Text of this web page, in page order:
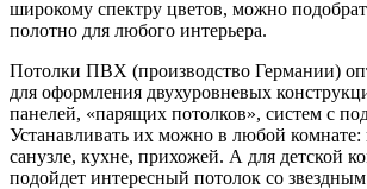
широкому спектру цветов, можно
полотно для любого интерьера.
Потолки ПВХ (производство Германии)
для оформления двухуровневых
панелей, «парящих потолков», систем с
Устанавливать их можно в любой комнате:
санузле, кухне, прихожей. А для детской
подойдет интересный потолок со